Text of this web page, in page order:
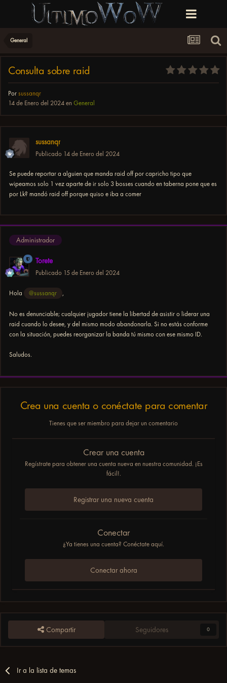
General
Consulta sobre raid
Por sussanqr
14 de Enero del 2024 en General
sussanqr
Publicado 14 de Enero del 2024
Se puede reportar a alguien que manda raid off por capricho tipo que
wipeamos solo 1 vez aparte de ir solo 3 bosses cuando en taberna pone que es
por Lk? mandó raid off porque quiso e iba a comer
Administrador
Torete
Publicado 15 de Enero del 2024
Hola @sussanqr
No es denunciable; cualquier jugador tiene la libertad de asistir o liderar una
raid cuando lo desee, y del mismo modo abandonarla. Si no estás conforme
con la situación, puedes reorganizar la banda tú mismo con ese mismo ID.
Saludos.
Crea una cuenta o conéctate para comentar
Tienes que ser miembro para dejar un comentario
Crear una cuenta
Regístrate para obtener una cuenta nueva en nuestra comunidad. ¡Es
fácil!.
Registrar una nueva cuenta
Conectar
¿Ya tienes una cuenta? Conéctate aquí.
Conectar ahora
Compartir Seguidores 0
Ir a la lista de temas